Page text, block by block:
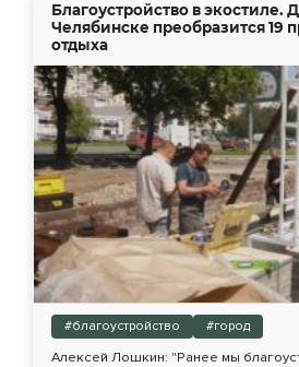
Благоустройство в экостиле.
Челябинске преобразится 19
отдыха
#благоустройство #город
Алексей Лошкин: "Ранее мы